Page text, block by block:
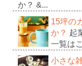
か？ &...
15坪の
か？ 起
一覧は
小さな